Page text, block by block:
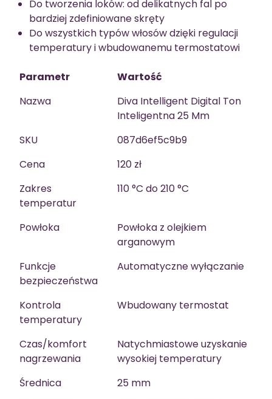
Do tworzenia loków: od delikatnych fal po
bardziej zdefiniowane skręty
Do wszystkich typów włosów dzięki regulacji
temperatury i wbudowanemu termostatowi
Parametr
Wartość
Nazwa
Diva Intelligent Digital Ton
Inteligentna 25 Mm
SKU
087d6ef5c9b9
Cena
120 zł
Zakres
temperatur
110 °C do 210 °C
Powłoka
Powłoka z olejkiem
arganowym
Funkcje
bezpieczeństwa
Automatyczne wyłączanie
Kontrola
temperatury
Wbudowany termostat
Czas/komfort
nagrzewania
Natychmiastowe uzyskanie
wysokiej temperatury
Średnica
25 mm